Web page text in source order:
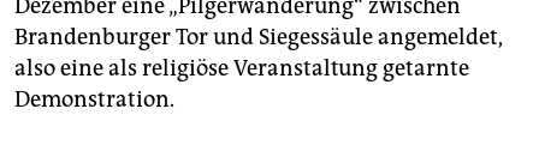
Dezember eine „Pilgerwanderung“ zwischen
Brandenburger Tor und Siegessäule angemeldet,
also eine als religiöse Veranstaltung getarnte
Demonstration.